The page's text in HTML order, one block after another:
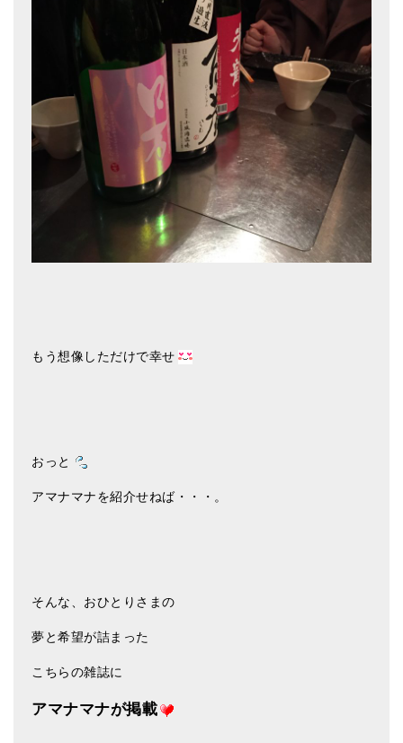
もう想像しただけで幸せ
おっと
アマナマナを紹介せねば・・・。
そんな、おひとりさまの
夢と希望が詰まった
こちらの雑誌に
アマナマナが掲載